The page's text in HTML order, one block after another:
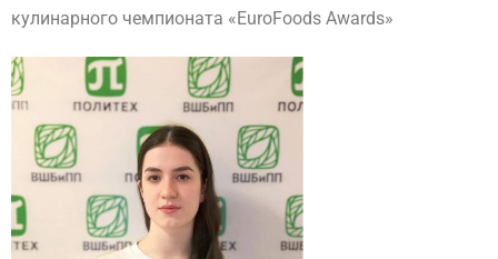
кулинарного чемпионата «EuroFoods Awards»